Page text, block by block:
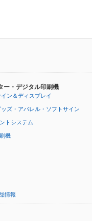
ー・デジタル印刷機
ン＆ディスプレイ
ズ・アパレル・ソフトサイン
トシステム
機
情報